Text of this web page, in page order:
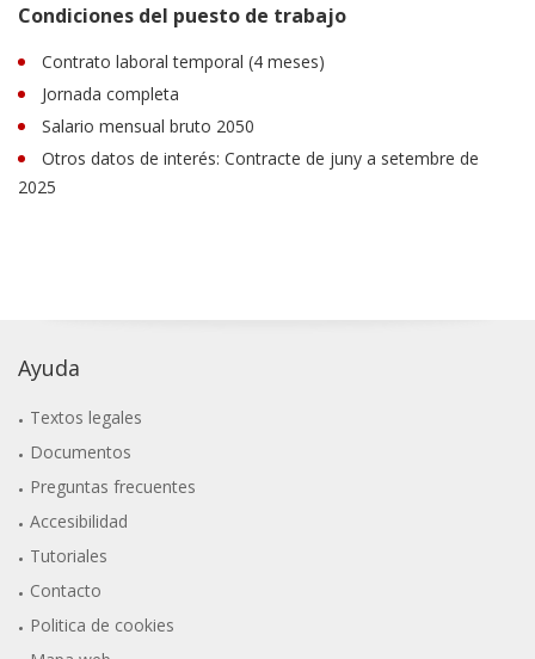
Condiciones del puesto de trabajo
Contrato laboral temporal (4 meses)
Jornada completa
Salario mensual bruto 2050
Otros datos de interés: Contracte de juny a setembre de
2025
Ayuda
Textos legales
Documentos
Preguntas frecuentes
Accesibilidad
Tutoriales
Contacto
Politica de cookies